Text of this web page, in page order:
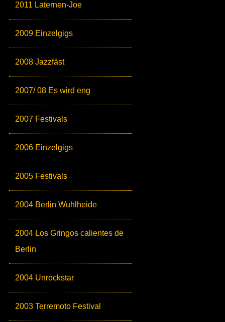
2011 Laternen-Joe
2009 Einzelgigs
2008 Jazzfäst
2007/ 08 Es wird eng
2007 Festivals
2006 Einzelgigs
2005 Festivals
2004 Berlin Wuhlheide
2004 Los Gringos calientes de
Berlin
2004 Unrockstar
2003 Terremoto Festival